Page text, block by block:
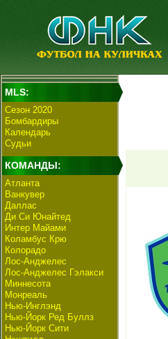
MLS:
Сезон 2020
Бомбардиры
Календарь
Судьи
КОМАНДЫ:
Атланта
Ванкувер
Даллас
Ди Си Юнайтед
Интер Майами
Коламбус Крю
Колорадо
Лос-Анджелес
Лос-Анджелес Гэлакси
Миннесота
Монреаль
Нью-Инглэнд
Нью-Йорк Ред Буллз
Нью-Йорк Сити